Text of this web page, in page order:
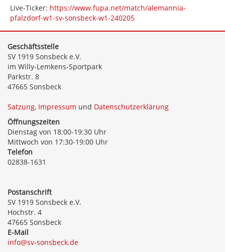
Live-Ticker: https://www.fupa.net/match/alemannia-
pfalzdorf-w1-sv-sonsbeck-w1-240205
Geschäftsstelle
SV 1919 Sonsbeck e.V.
im Willy-Lemkens-Sportpark
Parkstr. 8
47665 Sonsbeck
Satzung, Impressum und Datenschutzerklärung
Öffnungszeiten
Dienstag von 18:00-19:30 Uhr
Mittwoch von 17:30-19:00 Uhr
Telefon
02838-1631
Postanschrift
SV 1919 Sonsbeck e.V.
Hochstr. 4
47665 Sonsbeck
E-Mail
info@sv-sonsbeck.de